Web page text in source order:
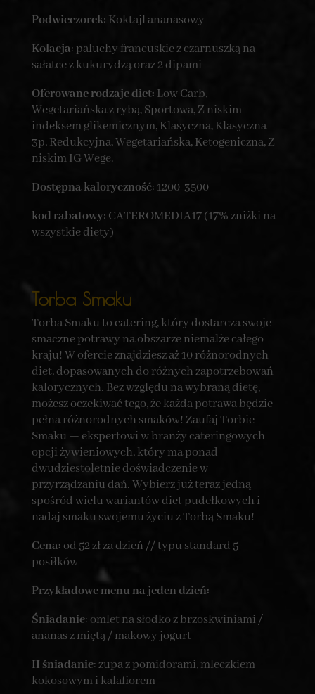
Podwieczorek: Koktajl ananasowy
Kolacja: paluchy francuskie z czarnuszką na
sałatce z kukurydzą oraz 2 dipami
Oferowane rodzaje diet: Low Carb,
Wegetariańska z rybą, Sportowa, Z niskim
indeksem glikemicznym, Klasyczna, Klasyczna
3p, Redukcyjna, Wegetariańska, Ketogeniczna, Z
niskim IG Wege.
Dostępna kaloryczność: 1200-3500
kod rabatowy: CATEROMEDIA17 (17% zniżki na
wszystkie diety)
Torba Smaku
Torba Smaku to catering, który dostarcza swoje
smaczne potrawy na obszarze niemalże całego
kraju! W ofercie znajdziesz aż 10 różnorodnych
diet, dopasowanych do różnych zapotrzebowań
kalorycznych. Bez względu na wybraną dietę,
możesz oczekiwać tego, że każda potrawa będzie
pełna różnorodnych smaków! Zaufaj Torbie
Smaku — ekspertowi w branży cateringowych
opcji żywieniowych, który ma ponad
dwudziestoletnie doświadczenie w
przyrządzaniu dań. Wybierz już teraz jedną
spośród wielu wariantów diet pudełkowych i
nadaj smaku swojemu życiu z Torbą Smaku!
Cena: od 52 zł za dzień // typu standard 5
posiłków
Przykładowe menu na jeden dzień:
Śniadanie: omlet na słodko z brzoskwiniami /
ananas z miętą / makowy jogurt
II śniadanie: zupa z pomidorami, mleczkiem
kokosowym i kalafiorem